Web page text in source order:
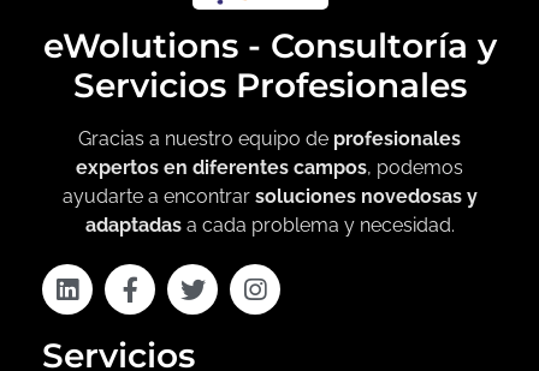
eWolutions - Consultoría y
Servicios Profesionales
Gracias a nuestro equipo de profesionales
expertos en diferentes campos, podemos
ayudarte a encontrar soluciones novedosas y
adaptadasa cada problema y necesidad.
Servicios